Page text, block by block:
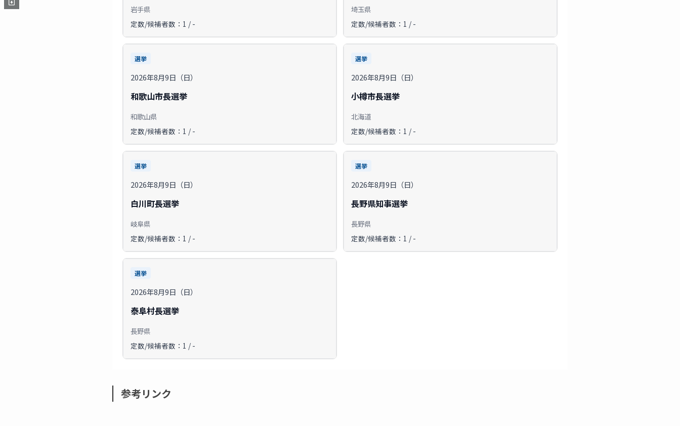
岩手県
定数/候補者数：1 / -
埼玉県
定数/候補者数：1 / -
選挙
2026年8月9日（日）
和歌山市長選挙
和歌山県
定数/候補者数：1 / -
選挙
2026年8月9日（日）
小樽市長選挙
北海道
定数/候補者数：1 / -
選挙
2026年8月9日（日）
白川町長選挙
岐阜県
定数/候補者数：1 / -
選挙
2026年8月9日（日）
長野県知事選挙
長野県
定数/候補者数：1 / -
選挙
2026年8月9日（日）
泰阜村長選挙
長野県
定数/候補者数：1 / -
参考リンク